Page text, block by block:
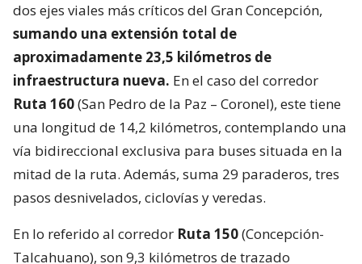
dos ejes viales más críticos del Gran Concepción,
sumando una extensión total de
aproximadamente 23,5 kilómetros de
infraestructura nueva. En el caso del corredor
Ruta 160(San Pedro de la Paz – Coronel), este tiene
una longitud de 14,2 kilómetros, contemplando una
vía bidireccional exclusiva para buses situada en la
mitad de la ruta. Además, suma 29 paraderos, tres
pasos desnivelados, ciclovías y veredas.
En lo referido al corredor Ruta 150(Concepción-
Talcahuano), son 9,3 kilómetros de trazado